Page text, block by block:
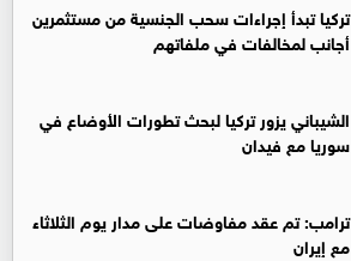
تركيا تبدأ إجراءات سحب الجنسية من مستثمرين
أجانب لمخالفات في ملفاتهم
‏الشيباني يزور تركيا لبحث تطورات الأوضاع في
سوريا مع فيدان
ترامب: تم عقد مفاوضات على مدار يوم الثلاثاء
مع إيران